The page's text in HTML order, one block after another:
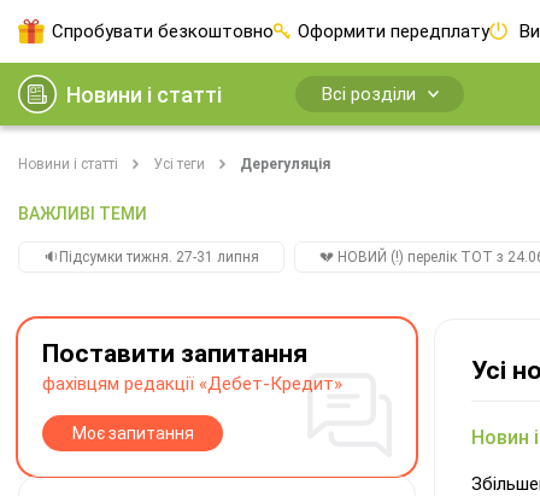
Спробувати безкоштовно Оформити передплату
Новини і статті Всі розділи
Новини і статті Усі теги Дерегуляція
ВАЖЛИВІ ТЕМИ
🔉Підсумки тижня. 27-31 липня 💔 НОВИЙ (!) перелік ТОТ з
Усі
Новин
Поставити запитання
фахівцям редакції «Дебет-Кредит»
Моє запитання